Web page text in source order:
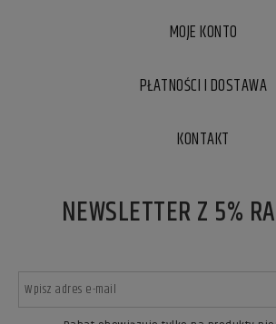
MOJE KONTO
PŁATNOŚCI I DOSTAWA
KONTAKT
NEWSLETTER Z 5%